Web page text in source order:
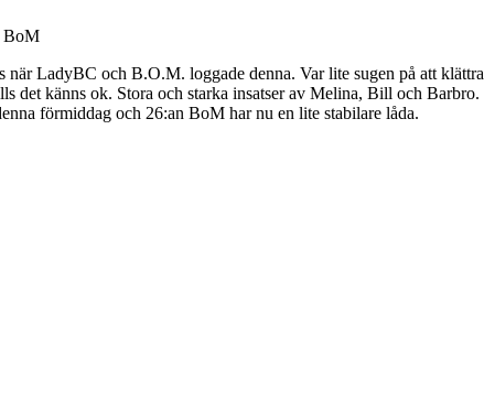
BoM
LadyBC och B.O.M. loggade denna. Var lite sugen på att klättra
det känns ok. Stora och starka insatser av Melina, Bill och Barbro.
förmiddag och 26:an BoM har nu en lite stabilare låda.